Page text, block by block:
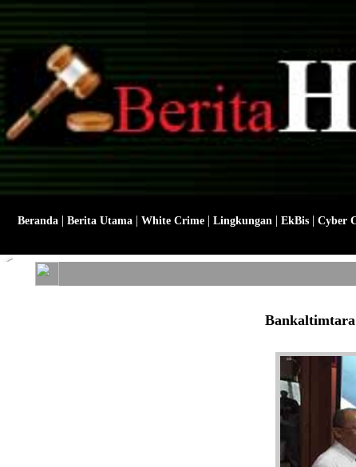
Beranda | Berita Utama | White Crime | Lingkungan | EkBis | Cyber